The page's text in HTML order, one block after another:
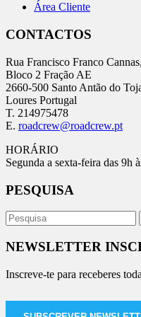
Área Cliente
CONTACTOS
Rua Francisco Franco
Bloco 2 Fração AE
2660-500 Santo Antão do
Loures Portugal
T. 214975478
E. roadcrew@roadcrew.pt
HORÁRIO
Segunda a sexta-feira das 9h
PESQUISA
NEWSLETTER
Inscreve-te para receberes